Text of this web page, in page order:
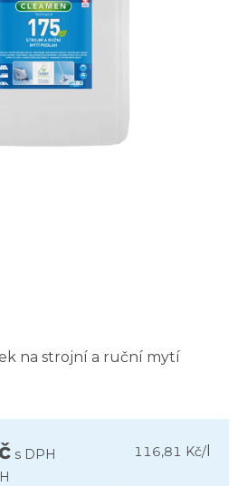
na strojní a ruční mytí
s DPH 116,81 Kč/